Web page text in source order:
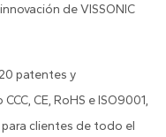
de VISSONIC
patentes y
CE, RoHS e ISO9001,
clientes de todo el